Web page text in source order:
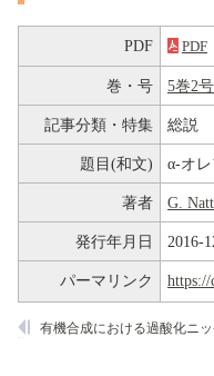
PDF PDF
巻・号 5巻2号
記事分類・特集 総説
題目(和文) α-オ
著者 G.
発行年月日 2016-
パーマリンク https://